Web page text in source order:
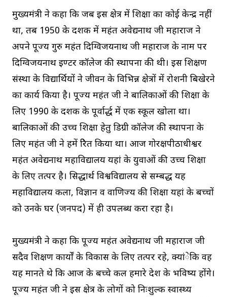
मुख्यमंत्री ने कहा कि जब इस क्षेत्र में शिक्षा का कोई केन्द्र नहीं
था, तब 1950 के दशक में महंत अवेद्यनाथ जी महाराज ने
अपने पूज्य गुरु महंत दिग्विजयनाथ जी महाराज के नाम पर
दिग्विजयनाथ इण्टर कॉलेज की स्थापना की थी। इस शिक्षण
संस्था के विद्यार्थियों ने जीवन के विभिन्न क्षेत्रों में रोशनी बिखेरने
का कार्य किया है। पूज्य महंत जी ने बालिकाओं की शिक्षा के
लिए 1990 के दशक के पूर्वार्द्ध में एक स्कूल खोला था।
बालिकाओं की उच्च शिक्षा हेतु डिग्री कॉलेज की स्थापना के
लिए महंत जी ने हमें प्रेरित किया था। आज गोरक्षपीठाधीश्वर
महंत अवेद्यनाथ महाविद्यालय यहां के युवाओं की उच्च शिक्षा
के लिए तत्पर है। सिद्धार्थ विश्वविद्यालय से सम्बद्ध यह
महाविद्यालय कला, विज्ञान व वाणिज्य की शिक्षा यहां के बच्चों
को उनके घर (जनपद) में ही उपलब्ध करा रहा है।
मुख्यमंत्री ने कहा कि पूज्य महंत अवेद्यनाथ जी महाराज जी
सदैव शिक्षण कार्यों के विकास के लिए तत्पर रहे, क्यांेकि वह
यह मानते थे कि आज के बच्चे कल हमारे देश के भविष्य होंगे।
पूज्य महंत जी ने इस क्षेत्र के लोगों को निःशुल्क स्वास्थ्य